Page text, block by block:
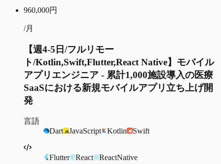
960,000円
/月
【週4-5日/フルリモー
ト/Kotlin,Swift,Flutter,React Native】モバイル
アプリエンジニア - 累計1,000施設導入の医療
SaaSにおける新規モバイルアプリ立ち上げ開
発
言語
Dart
JavaScript Kotlin Swift
Flutter React ReactNative